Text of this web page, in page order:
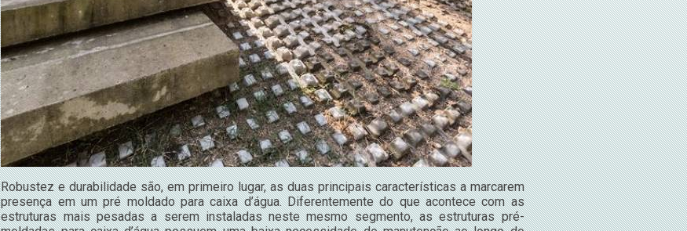
Robustez e durabilidade são, em primeiro lugar, as duas principais características a marcarem
presença em um pré moldado para caixa d’água. Diferentemente do que acontece com as
estruturas mais pesadas a serem instaladas neste mesmo segmento, as estruturas pré-